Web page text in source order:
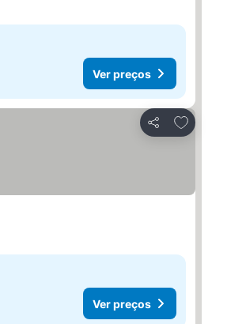
Ver preços
Partilhar
Adicionar
Ver preços